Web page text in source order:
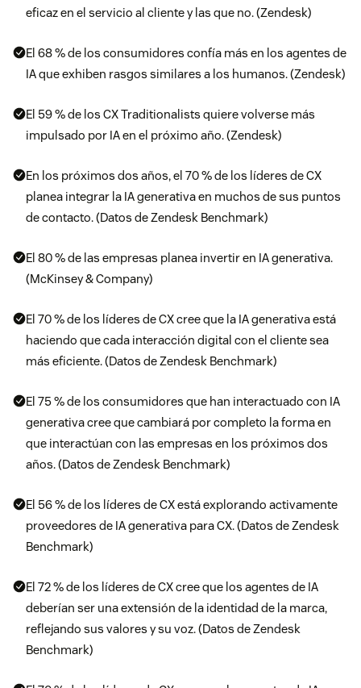
eficaz en el servicio al cliente y las que no. (Zendesk)
El 68 % de los consumidores confía más en los agentes de
IA que exhiben rasgos similares a los humanos. (Zendesk)
El 59 % de los CX Traditionalists quiere volverse más
impulsado por IA en el próximo año. (Zendesk)
En los próximos dos años, el 70 % de los líderes de CX
planea integrar la IA generativa en muchos de sus puntos
de contacto. (Datos de Zendesk Benchmark)
El 80 % de las empresas planea invertir en IA generativa.
(McKinsey & Company)
El 70 % de los líderes de CX cree que la IA generativa está
haciendo que cada interacción digital con el cliente sea
más eficiente. (Datos de Zendesk Benchmark)
El 75 % de los consumidores que han interactuado con IA
generativa cree que cambiará por completo la forma en
que interactúan con las empresas en los próximos dos
años. (Datos de Zendesk Benchmark)
El 56 % de los líderes de CX está explorando activamente
proveedores de IA generativa para CX. (Datos de Zendesk
Benchmark)
El 72 % de los líderes de CX cree que los agentes de IA
deberían ser una extensión de la identidad de la marca,
reflejando sus valores y su voz. (Datos de Zendesk
Benchmark)